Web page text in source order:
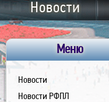
Новости
Меню
Новости
Новости РФПЛ